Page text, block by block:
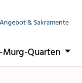
Angebot & Sakramente
Quarten